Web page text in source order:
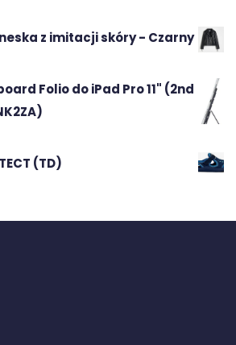
z imitacji skóry - Czarny
Folio do iPad Pro 11" (2nd
(TD)